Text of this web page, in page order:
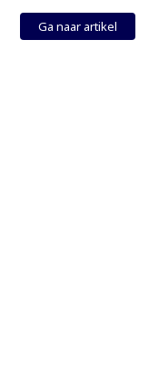
Ga naar artikel